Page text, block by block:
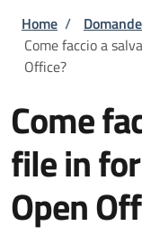
Briciole
Home /
Come faccio a
Office?
Come
file in
Open